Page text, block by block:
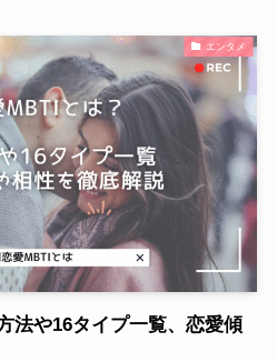
エンタメ
法や16タイプ一覧、恋愛傾